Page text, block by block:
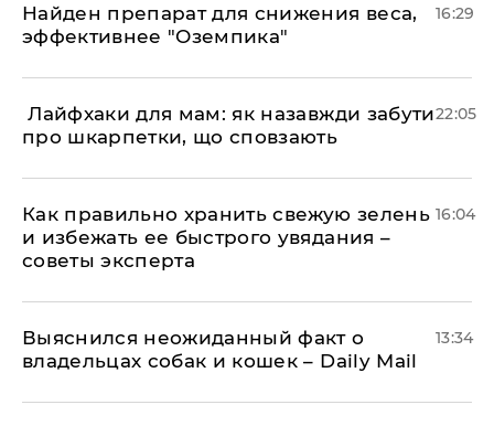
Найден препарат для снижения веса,
эффективнее "Оземпика"
16:29
​ Лайфхаки для мам: як назавжди забути
про шкарпетки, що сповзають
22:05
Как правильно хранить свежую зелень
и избежать ее быстрого увядания –
советы эксперта
16:04
Выяснился неожиданный факт о
владельцах собак и кошек – Daily Mail
13:34